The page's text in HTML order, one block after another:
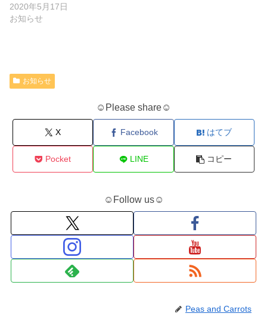
2020年5月17日
お知らせ
お知らせ
☺Please share☺
X Facebook はてブ
Pocket LINE コピー
☺Follow us☺
Peas and Carrots